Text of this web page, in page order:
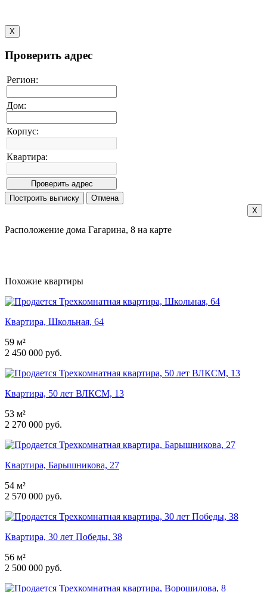
X
Проверить адрес
Регион:
Дом:
Корпус:
Квартира:
X
Расположение дома Гагарина, 8 на карте
Похожие квартиры
Квартира, Школьная, 64
59 м²
2 450 000 руб.
Квартира, 50 лет ВЛКСМ, 13
53 м²
2 270 000 руб.
Квартира, Барышникова, 27
54 м²
2 570 000 руб.
Квартира, 30 лет Победы, 38
56 м²
2 500 000 руб.